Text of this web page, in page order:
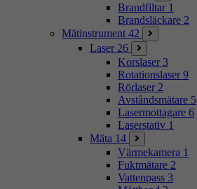
Brandfiltar 1
Brandsläckare 2
Mätinstrument 42
Laser 26
Korslaser 3
Rotationslaser 9
Rörlaser 2
Avståndsmätare 5
Lasermottagare 6
Laserstativ 1
Mäta 14
Värmekamera 1
Fuktmätare 2
Vattenpass 3